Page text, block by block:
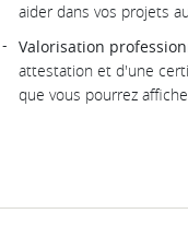
aider dans vos projets
Valorisation
attestation et d'une
que vous pourrez